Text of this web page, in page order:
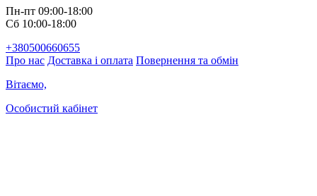
Пн-пт 09:00-18:00
Сб 10:00-18:00
+380500660655
Про нас Доставка і оплата Повернення та обмін
Вітаємо,
Особистий кабінет